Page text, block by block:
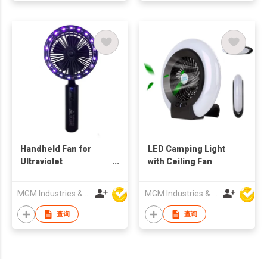
Handheld Fan for
Ultraviolet
查询
LED Camping Light
with Ceiling Fan
查询